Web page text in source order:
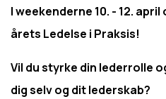
I weekenderne 10. - 12. april
årets Ledelse i Praksis!
Vil du styrke din lederrolle
dig selv og dit lederskab?